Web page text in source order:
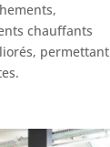
chauffants
permettant